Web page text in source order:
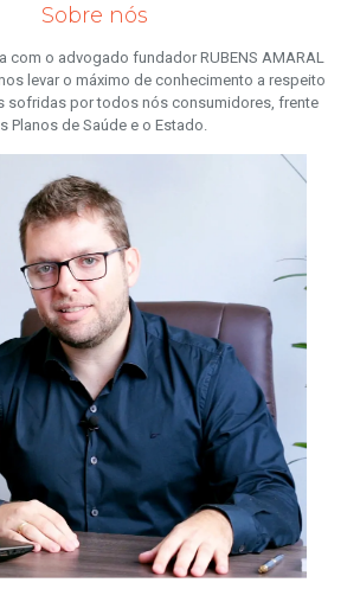
Sobre nós
com o advogado fundador RUBENS AMARAL
levar o máximo de conhecimento a respeito
sofridas por todos nós consumidores, frente
Planos de Saúde e o Estado.